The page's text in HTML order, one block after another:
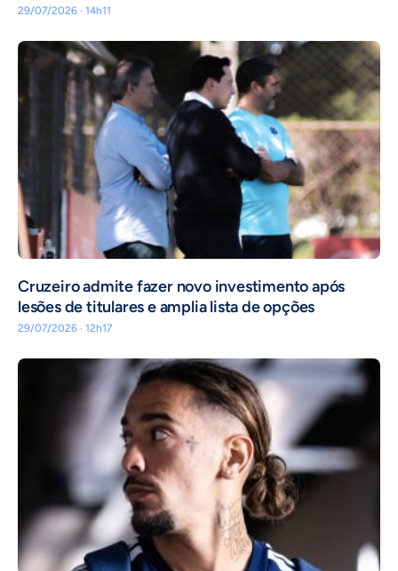
29/07/2026 · 14h11
Cruzeiro admite fazer novo investimento após
lesões de titulares e amplia lista de opções
29/07/2026 · 12h17